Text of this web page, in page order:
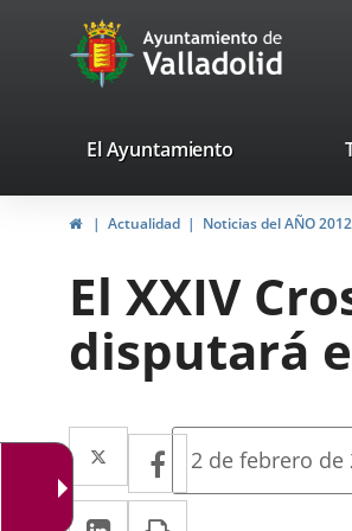
Portal
Web
Ayuntamiento
de
valladolid.es
El Ayuntamiento
HomeActualidad Noticias del AÑO 2012
El XXIV
disputará
Twitter
Enlace
a
Facebook
Enlace
a
Linkedin
Enlace
Fecha
la
2 de febrero de